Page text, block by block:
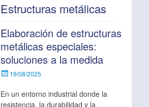
Estructuras metálicas
Elaboración de estructuras
metálicas especiales:
soluciones a la medida
Escrito19/08/2025
En un entorno industrial donde la
resistencia, la durabilidad y la